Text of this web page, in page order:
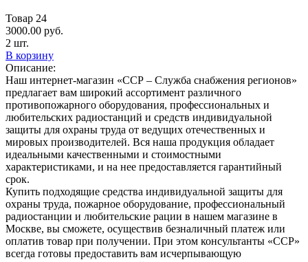
Товар 24
3000.00 руб.
2 шт.
В корзину
Описание:
Наш интернет-магазин «ССР – Служба снабжения регионов»
предлагает вам широкий ассортимент различного
противопожарного оборудования, профессиональных и
любительских радиостанций и средств индивидуальной
защиты для охраны труда от ведущих отечественных и
мировых производителей. Вся наша продукция обладает
идеальными качественными и стоимостными
характеристиками, и на нее предоставляется гарантийный
срок.
Купить подходящие средства индивидуальной защиты для
охраны труда, пожарное оборудование, профессиональный
радиостанции и любительские рации в нашем магазине в
Москве, вы сможете, осуществив безналичный платеж или
оплатив товар при получении. При этом консультанты «ССР»
всегда готовы предоставить вам исчерпывающую